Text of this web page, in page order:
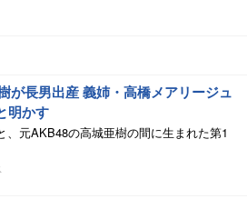
が長男出産 義姉・高橋メアリージュ
明かす
、元AKB48の高城亜樹の間に生まれた第1